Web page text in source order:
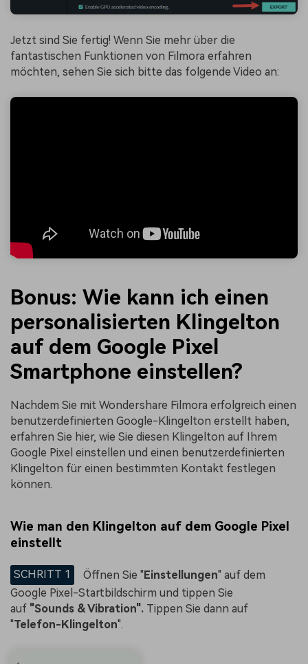
Jetzt sind Sie fertig! Wenn Sie mehr über die
fantastischen Funktionen von Filmora erfahren
möchten, sehen Sie sich bitte das folgende Video an:
Bonus: Wie kann ich einen
personalisierten Klingelton
auf dem Google Pixel
Smartphone einstellen?
Nachdem Sie mit Wondershare Filmora erfolgreich einen
benutzerdefinierten Google-Klingelton erstellt haben,
erfahren Sie hier, wie Sie diesen Klingelton auf Ihrem
Google Pixel einstellen und einen benutzerdefinierten
Klingelton für einen bestimmten Kontakt festlegen
können.
Wie man den Klingelton auf dem Google Pixel
einstellt
SCHRITT 1 Öffnen Sie "Einstellungen" auf dem
Google Pixel-Startbildschirm und tippen Sie
auf "Sounds & Vibration". Tippen Sie dann auf
"Telefon-Klingelton".